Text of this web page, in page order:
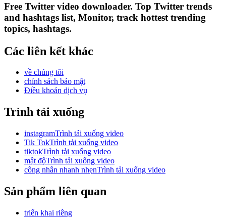
Free Twitter video downloader. Top Twitter trends
and hashtags list, Monitor, track hottest trending
topics, hashtags.
Các liên kết khác
về chúng tôi
chính sách bảo mật
Điều khoản dịch vụ
Trình tải xuống
instagramTrình tải xuống video
Tik TokTrình tải xuống video
tiktokTrình tải xuống video
mật độTrình tải xuống video
công nhân nhanh nhẹnTrình tải xuống video
Sản phẩm liên quan
triển khai riêng